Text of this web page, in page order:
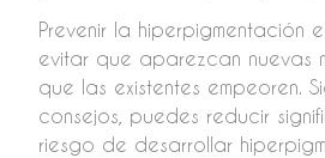
Prevenir la hiperpigmentación
evitar que aparezcan nuevas
que las existentes empeoren.
consejos, puedes reducir
riesgo de desarrollar